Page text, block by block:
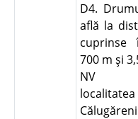
D4.
află la
cuprinse
700 m şi
NV
localitatea